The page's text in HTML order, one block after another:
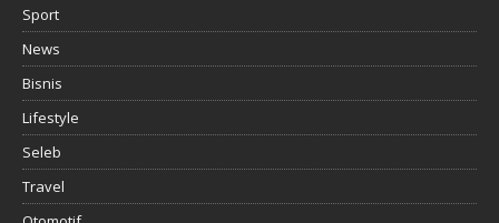
Sport
News
Bisnis
Lifestyle
Seleb
Travel